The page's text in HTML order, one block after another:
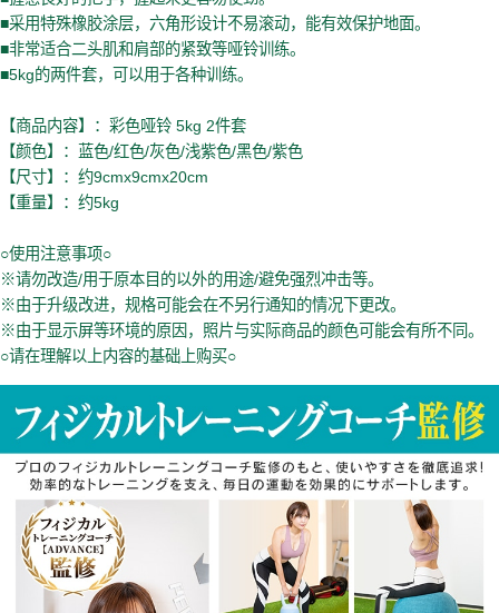
■采用特殊橡胶涂层，六角形设计不易滚动，能有效保护地面。
■非常适合二头肌和肩部的紧致等哑铃训练。
■5kg的两件套，可以用于各种训练。
【商品内容】：彩色哑铃 5kg 2件套
【颜色】：蓝色/红色/灰色/浅紫色/黑色/紫色
【尺寸】：约9cmx9cmx20cm
【重量】：约5kg
○使用注意事项○
※请勿改造/用于原本目的以外的用途/避免强烈冲击等。
※由于升级改进，规格可能会在不另行通知的情况下更改。
※由于显示屏等环境的原因，照片与实际商品的颜色可能会有所不同。
○请在理解以上内容的基础上购买○